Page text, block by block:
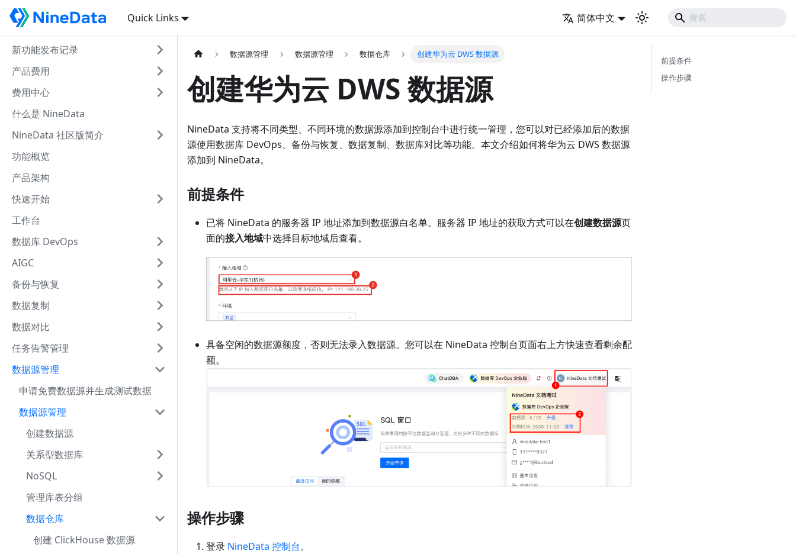
Quick Links 简体中文
新功能发布记录
产品费用
费用中心
什么是 NineData
NineData 社区版简介
功能概览
产品架构
快速开始
工作台
数据库 DevOps
AIGC
备份与恢复
数据复制
数据对比
任务告警管理
数据源管理
申请免费数据源并生成测试数据
数据源管理
创建数据源
关系型数据库
NoSQL
管理库表分组
数据仓库
创建 ClickHouse 数据源
数据源管理 数据源管理 数据仓库 创建华为云 DWS 数据源
创建华为云 DWS 数据源
NineData 支持将不同类型、不同环境的数据源添加到控制台中进行统一管理，您可以对已经添加后的数据
源使用数据库 DevOps、备份与恢复、数据复制、数据库对比等功能。本文介绍如何将华为云 DWS 数据源
添加到 NineData。
前提条件
已将 NineData 的服务器 IP 地址添加到数据源白名单。服务器 IP 地址的获取方式可以在创建数据源页
面的接入地域中选择目标地域后查看。
具备空闲的数据源额度，否则无法录入数据源。您可以在 NineData 控制台页面右上方快速查看剩余配
额。
操作步骤
登录 NineData 控制台。
前提条件
操作步骤